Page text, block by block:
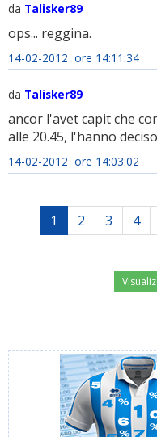
da Talisker89
ops... reggina.
14-02-2012 ore 14:11:34
da Talisker89
ancor l'avet capit che
alle 20.45, l'hanno
14-02-2012 ore 14:03:02
1 2 3 4